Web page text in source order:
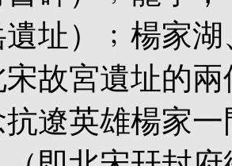
址）﹔楊家
宋故宮遺址的
遼英雄楊家